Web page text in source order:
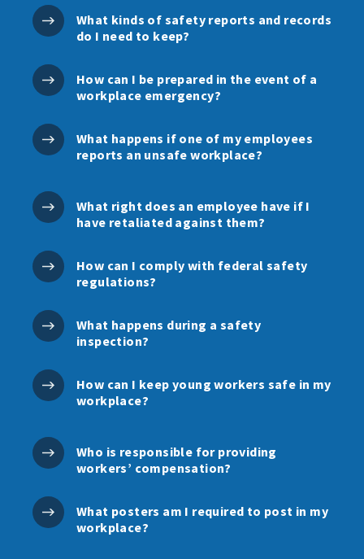
What kinds of safety reports and records
do I need to keep?
How can I be prepared in the event of a
workplace emergency?
What happens if one of my employees
reports an unsafe workplace?
What right does an employee have if I
have retaliated against them?
How can I comply with federal safety
regulations?
What happens during a safety
inspection?
How can I keep young workers safe in my
workplace?
Who is responsible for providing
workers’ compensation?
What posters am I required to post in my
workplace?